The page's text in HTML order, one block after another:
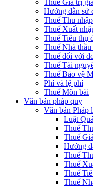
Thuế Giá trị
Hướng dẫn sử
Thuế Thu
Thuế Xuất
Thuế Tiêu thụ
Thuế Nhà
Thuế đối với
Thuế Tài
Thuế Bảo vệ
Phí và lệ phí
Thuế Môn bài
Văn bản pháp quy
Văn bản Pháp
Luật
Thuế
Thuế
Hướng
Thuế
Thuế
Thuế
Thuế